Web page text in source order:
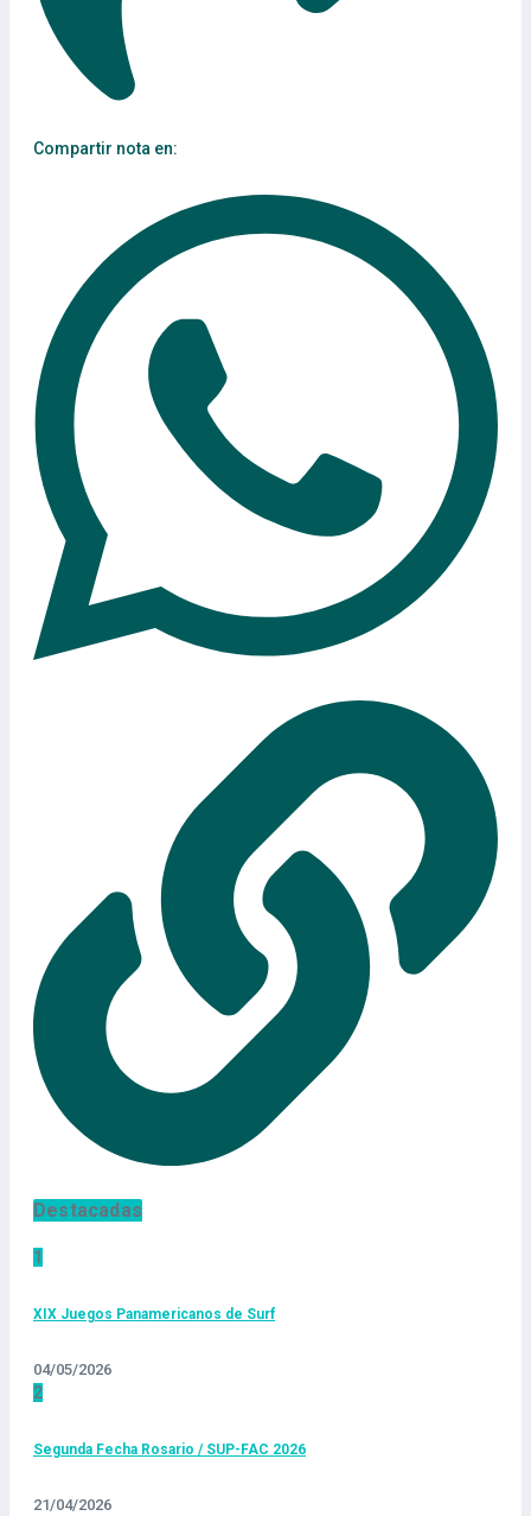
Compartir nota en:
Destacadas
1
XIX Juegos Panamericanos de Surf
04/05/2026
2
Segunda Fecha Rosario / SUP-FAC 2026
21/04/2026